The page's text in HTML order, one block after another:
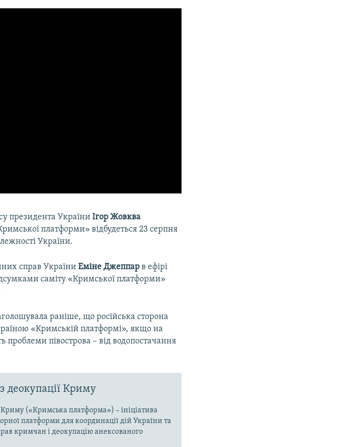
президента УкраїниІгор Жовква
платформи» відбудеться 23 серпня
України.
справ УкраїниЕміне Джеппар в ефірі
саміту «Кримської платформи»
раніше, що російська сторона
«Кримській платформі», якщо на
півострова – від водопостачання
Криму
(«Кримська платформа») – ініціатива
платформи для координації дій України та
кримчан і деокупацію анексованого